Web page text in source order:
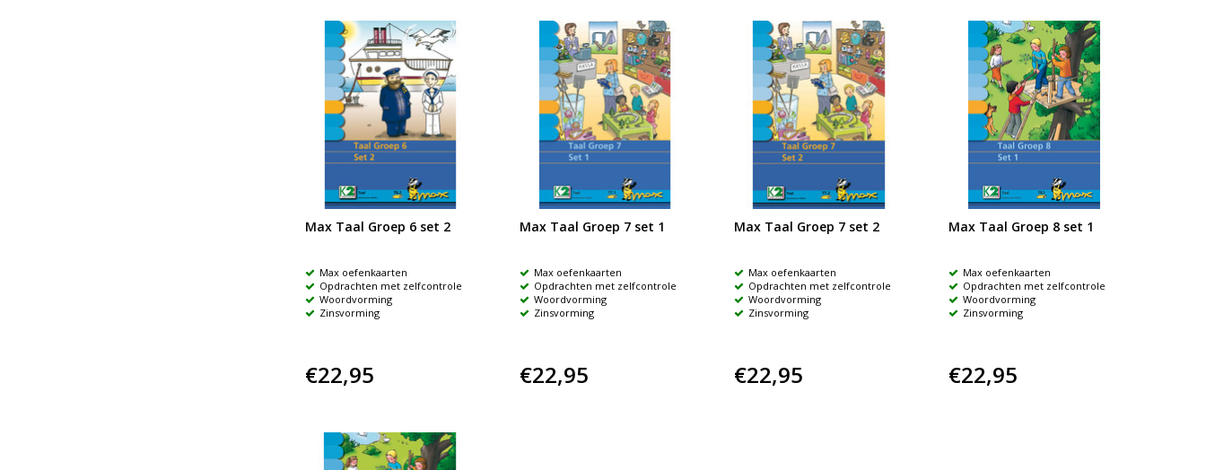
Max Taal Groep 6 set 2
Max oefenkaarten
Opdrachten met zelfcontrole
Woordvorming
Zinsvorming
€22,95
Max Taal Groep 7 set 1
Max oefenkaarten
Opdrachten met zelfcontrole
Woordvorming
Zinsvorming
€22,95
Max Taal Groep 7 set 2
Max oefenkaarten
Opdrachten met zelfcontrole
Woordvorming
Zinsvorming
€22,95
Max Taal Groep 8 set 1
Max oefenkaarten
Opdrachten met zelfcontrole
Woordvorming
Zinsvorming
€22,95